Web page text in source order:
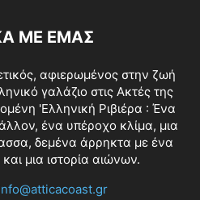
ΜΕ ΕΜΑΣ
αφιερωμένος στην ζωή
γαλάζιο στις Ακτές της
'Ελληνική Ριβιέρα : Ένα
ένα υπέροχο κλίμα, μια
δεμένα άρρηκτα με ένα
μια ιστορία αιώνων.